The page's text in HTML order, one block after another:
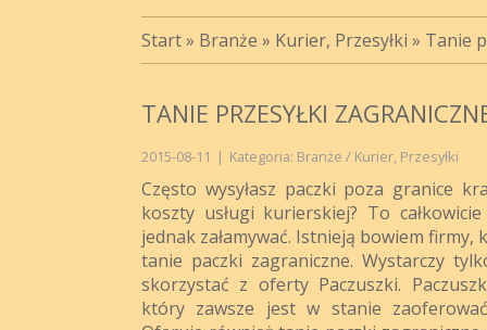
Start» Branże » Kurier, Przesyłki » Tanie
TANIE PRZESYŁKI
2015-08-11 | Kategoria: Branże / Kurier, Przesyłki
Często wysyłasz paczki poza granice
koszty usługi kurierskiej? To
jednak załamywać. Istnieją bowiem
tanie paczki zagraniczne. Wystarczy
skorzystać z oferty Paczuszki.
który zawsze jest w stanie